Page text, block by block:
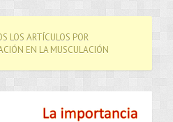
LOS ARTÍCULOS POR
EN LA MUSCULACIÓN